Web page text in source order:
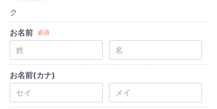
ク
お名前 必須
お名前(カナ)